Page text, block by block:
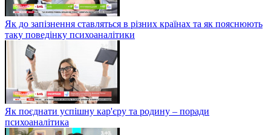
Як до запізнення ставляться в різних країнах та як пояснюють
таку поведінку психоаналітики
Як поєднати успішну кар'єру та родину – поради
психоаналітика